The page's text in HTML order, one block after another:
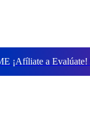
¡Afíliate a Evalúate!